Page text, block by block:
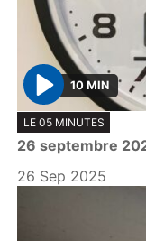
P
l
a
y
10 MIN
LE 05 MINUTES
26 septembre
26 Sep 2025